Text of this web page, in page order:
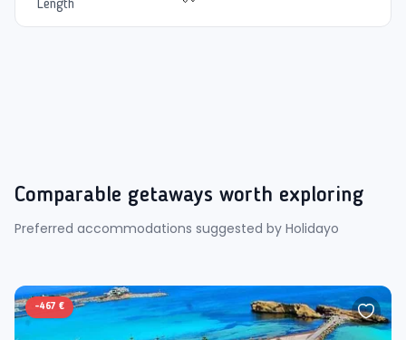
Length
Comparable getaways worth exploring
Preferred accommodations suggested by Holidayo
-467 €